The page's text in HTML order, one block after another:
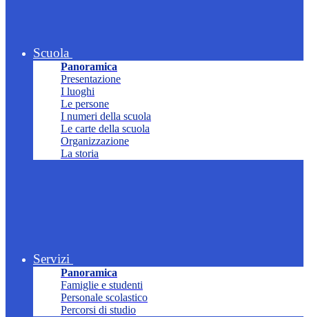
Scuola
Panoramica
Presentazione
I luoghi
Le persone
I numeri della scuola
Le carte della scuola
Organizzazione
La storia
Servizi
Panoramica
Famiglie e studenti
Personale scolastico
Percorsi di studio